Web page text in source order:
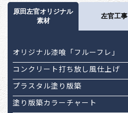
原田左官オリジナル
素材
左官工事
オリジナル漆喰「フルーフレ」
コンクリート打ち放し風仕上げ
プラスタル塗り版築
塗り版築カラーチャート